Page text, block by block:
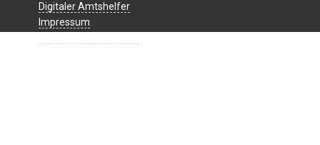
Digitaler Amtshelfer
Impressum